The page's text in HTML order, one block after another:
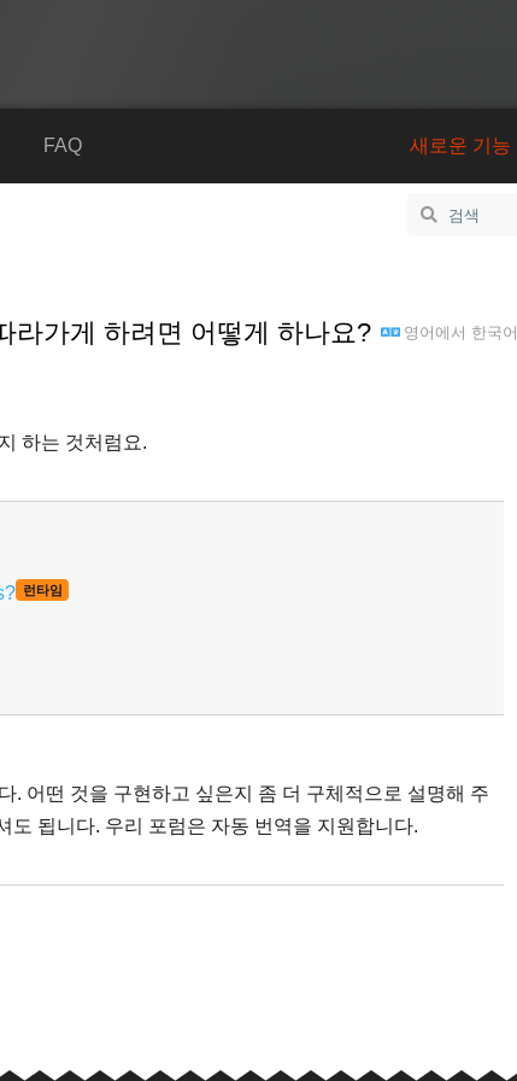
아보기
가판 사용
FAQ 새로운 기능
라가게 하려면 어떻게 하나요? 영어 에서 한국어
하는 것처럼요.
런타임
. 어떤 것을 구현하고 싶은지 좀 더 구체적으로 설명해 주
됩니다. 우리 포럼은 자동 번역을 지원합니다.